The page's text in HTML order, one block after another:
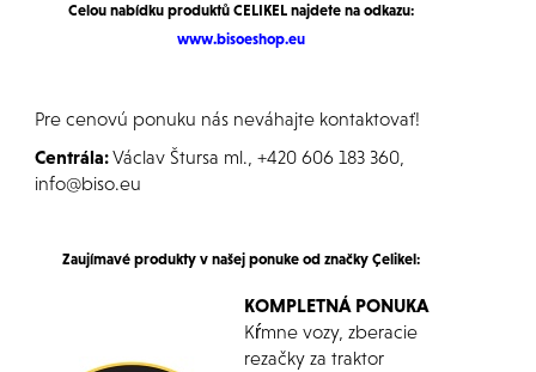
Celou nabídku produktů CELIKEL najdete na odkazu:
www.bisoeshop.eu
Pre cenovú ponuku nás neváhajte kontaktovať!
Centrála:Václav Štursa ml., +420 606 183 360,
info@biso.eu
Zaujímavé produktyv našej ponuke odznačkyÇelikel:
KOMPLETNÁ PONUKA
Kŕmne vozy, zberacie
rezačky za traktor